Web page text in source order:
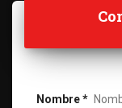
Nombre*